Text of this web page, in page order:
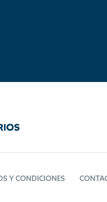
Y CONDICIONES